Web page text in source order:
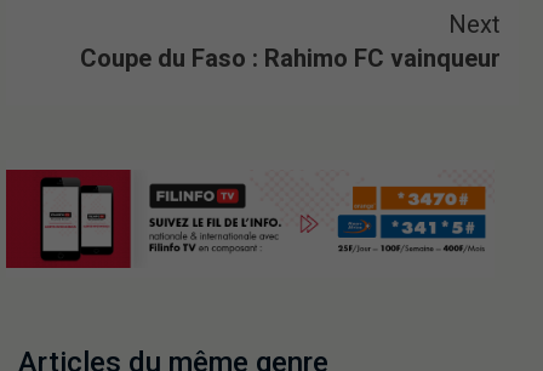
Next
Coupe du Faso : Rahimo FC vainqueur
Articles du même genre